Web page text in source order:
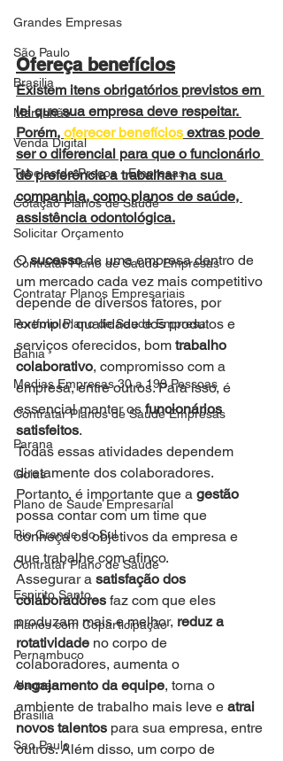
Grandes Empresas
São Paulo
Brasilia
Maranhão
Venda Digital
Tabelas de Preços - Empresas
Cotação Planos de Saude
Solicitar Orçamento
Contratar Plano de Saude Empresas
Contratar Planos Empresariais
Portfolio Plano de Saude Empresa
Bahia
Medias Empresas 30 a 199 Pessoas
Contratar Planos de Saude Empresas
Parana
Goias
Plano de Saude Empresarial
Rio Grande do Sul
Contratar Plano de Saude
Espirito Santo
Planos com Coparticipação
Pernambuco
Alagoas
Brasilia
Sao Paulo
Ofereça benefícios
Existem itens obrigatórios previstos em
lei que sua empresa deve respeitar.
Porém, oferecer benefícios extras pode
ser o diferencial para que o funcionário
dê preferência a trabalhar na sua
companhia, como planos de saúde,
assistência odontológica.
O sucesso de uma empresa dentro de
um mercado cada vez mais competitivo
depende de diversos fatores, por
exemplo: qualidade dos produtos e
serviços oferecidos, bom trabalho
colaborativo, compromisso com a
empresa, entre outros. Para isso, é
essencial manter os funcionários
satisfeitos.
Todas essas atividades dependem
diretamente dos colaboradores.
Portanto, é importante que a gestão
possa contar com um time que
conheça os objetivos da empresa e
que trabalhe com afinco.
Assegurar a satisfação dos
colaboradores faz com que eles
produzam mais e melhor, reduz a
rotatividade no corpo de
colaboradores, aumenta o
engajamento da equipe, torna o
ambiente de trabalho mais leve e atrai
novos talentos para sua empresa, entre
outros. Além disso, um corpo de